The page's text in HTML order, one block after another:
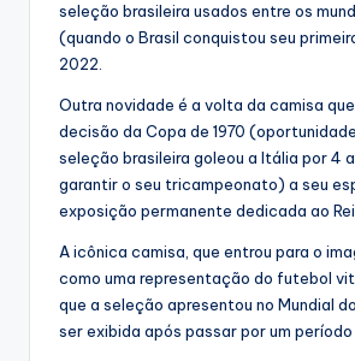
seleção brasileira usados entre os
(quando o Brasil conquistou seu
2022.
Outra novidade é a volta da camisa que
decisão da Copa de 1970
seleção brasileira goleou a Itália por 4 a
garantir o seu tricampeonato) a seu
exposição permanente dedicada ao
A icônica camisa, que entrou para o
como uma representação do futebol
que a seleção apresentou no Mundial
ser exibida após passar por um período